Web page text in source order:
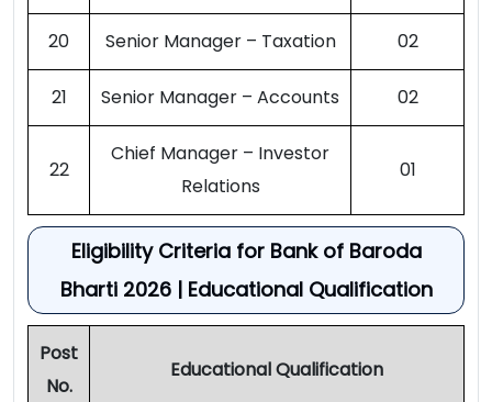
20 Senior Manager – Taxation 02
21 Senior Manager – Accounts 02
22
Chief Manager – Investor
Relations
01
Eligibility Criteria for Bank of Baroda
Bharti 2026 | Educational Qualification
Post
No.
Educational Qualification